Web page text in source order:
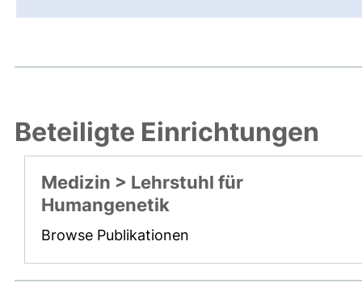
Beteiligte Einrichtungen
Medizin > Lehrstuhl für
Humangenetik
Browse Publikationen